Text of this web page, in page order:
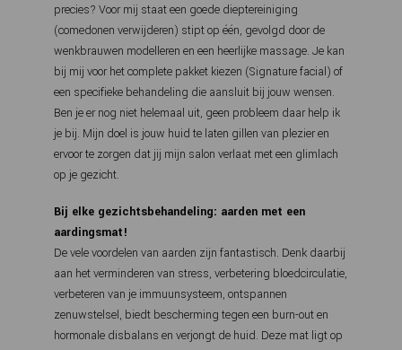
precies? Voor mij staat een goede dieptereiniging
(comedonen verwijderen) stipt op één, gevolgd door de
wenkbrauwen modelleren en een heerlijke massage. Je kan
bij mij voor het complete pakket kiezen (Signature facial) of
een specifieke behandeling die aansluit bij jouw wensen.
Ben je er nog niet helemaal uit, geen probleem daar help ik
je bij. Mijn doel is jouw huid te laten gillen van plezier en
ervoor te zorgen dat jij mijn salon verlaat met een glimlach
op je gezicht.
Bij elke gezichtsbehandeling: aarden met een
aardingsmat!
De vele voordelen van aarden zijn fantastisch. Denk daarbij
aan het verminderen van stress, verbetering bloedcirculatie,
verbeteren van je immuunsysteem, ontspannen
zenuwstelsel, biedt beschermingtegen een burn-out en
hormonale disbalans en verjongt de huid. Deze mat ligt op